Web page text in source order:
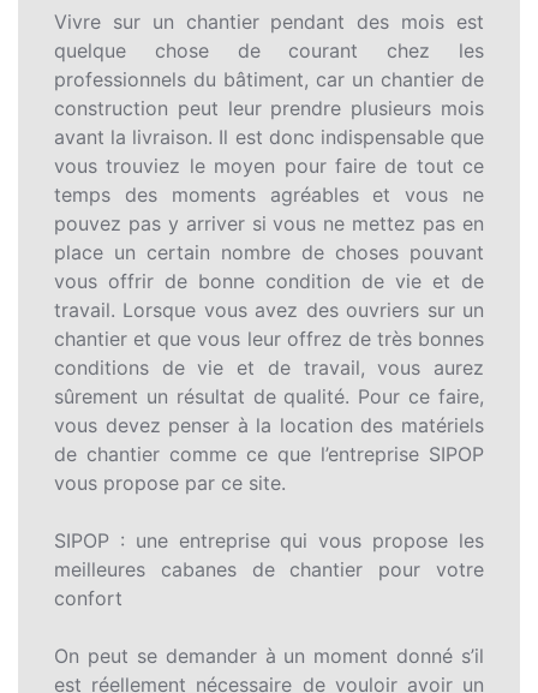
Vivre sur un chantier pendant des mois est
quelque chose de courant chez les
professionnels du bâtiment, car un chantier de
construction peut leur prendre plusieurs mois
avant la livraison. Il est donc indispensable que
vous trouviez le moyen pour faire de tout ce
temps des moments agréables et vous ne
pouvez pas y arriver si vous ne mettez pas en
place un certain nombre de choses pouvant
vous offrir de bonne condition de vie et de
travail. Lorsque vous avez des ouvriers sur un
chantier et que vous leur offrez de très bonnes
conditions de vie et de travail, vous aurez
sûrement un résultat de qualité. Pour ce faire,
vous devez penser à la location des matériels
de chantier comme ce que l’entreprise SIPOP
vous propose par ce site.
SIPOP : une entreprise qui vous propose les
meilleures cabanes de chantier pour votre
confort
On peut se demander à un moment donné s’il
est réellement nécessaire de vouloir avoir un